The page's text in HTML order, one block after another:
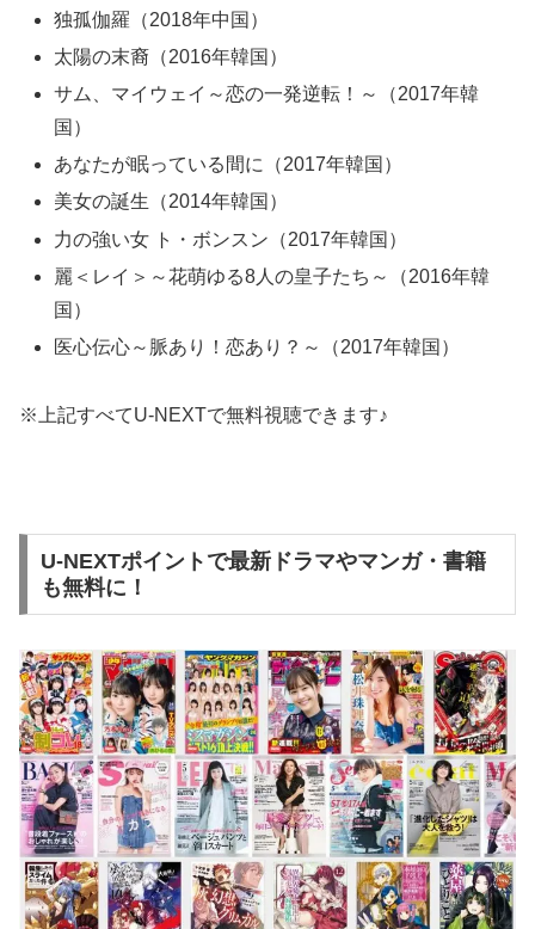
独孤伽羅（2018年中国）
太陽の末裔（2016年韓国）
サム、マイウェイ～恋の一発逆転！～（2017年韓
国）
あなたが眠っている間に（2017年韓国）
美女の誕生（2014年韓国）
力の強い女 ト・ボンスン（2017年韓国）
麗＜レイ＞～花萌ゆる8人の皇子たち～（2016年韓
国）
医心伝心～脈あり！恋あり？～（2017年韓国）
※上記すべてU-NEXTで無料視聴できます♪
U-NEXTポイントで最新ドラマやマンガ・書籍
も無料に！